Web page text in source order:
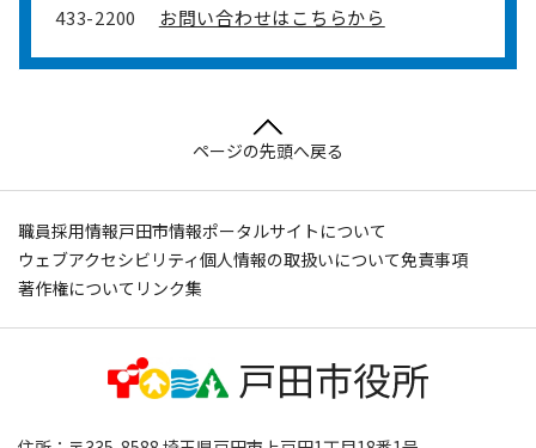
433-2200
お問い合わせはこちらから
ページの先頭へ戻る
職員採用情報戸田市情報ポータルサイトについて
ウェブアクセシビリティ個人情報の取扱いについて免責事項
著作権について リンク集